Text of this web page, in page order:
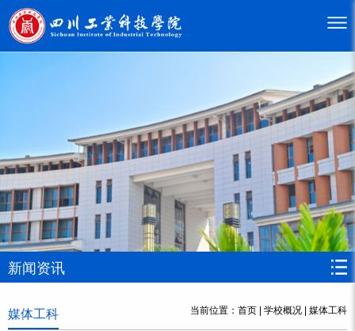
新闻资讯
媒体工科 当前位置： 首页 | 学校概况 | 媒体工科